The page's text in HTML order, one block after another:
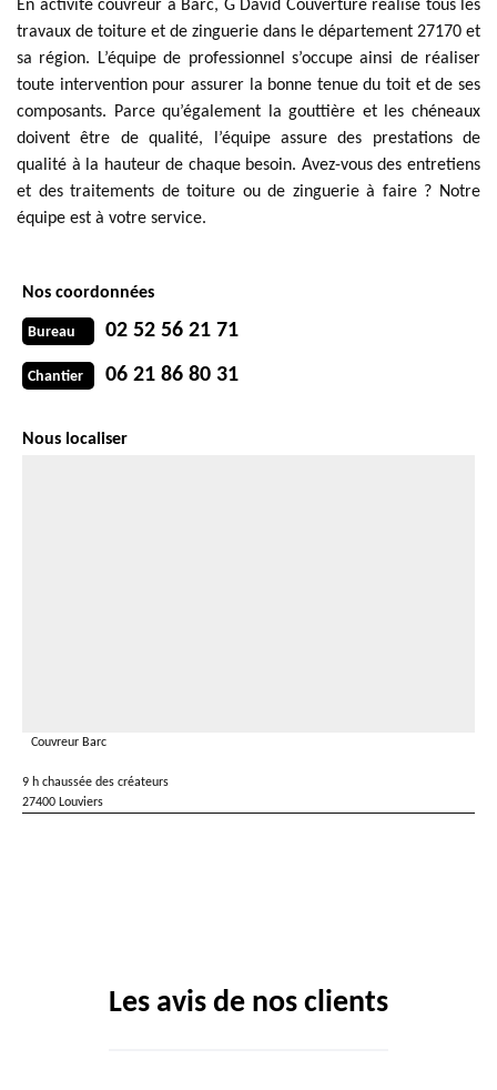
En activité couvreur à Barc, G David Couverture réalise tous les
travaux de toiture et de zinguerie dans le département 27170 et
sa région. L’équipe de professionnel s’occupe ainsi de réaliser
toute intervention pour assurer la bonne tenue du toit et de ses
composants. Parce qu’également la gouttière et les chéneaux
doivent être de qualité, l’équipe assure des prestations de
qualité à la hauteur de chaque besoin. Avez-vous des entretiens
et des traitements de toiture ou de zinguerie à faire ? Notre
équipe est à votre service.
Nos coordonnées
Bureau 02 52 56 21 71
Chantier 06 21 86 80 31
Nous localiser
Couvreur Barc
9 h chaussée des créateurs
27400 Louviers
Les avis de nos clients